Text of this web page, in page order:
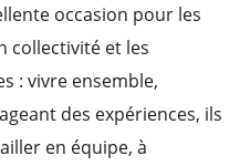
occasion pour les
collectivité et les
: vivre ensemble,
des expériences, ils
en équipe, à